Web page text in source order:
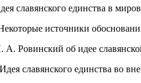
славянского единства в
источники
А. Ровинский об идее
Идея славянского единства во